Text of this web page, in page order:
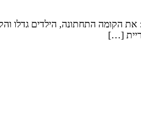
כל סופ”ש. שטח הדירה: כ- 250 מ”ר וחצר “פטיו” מבקשים
[…]